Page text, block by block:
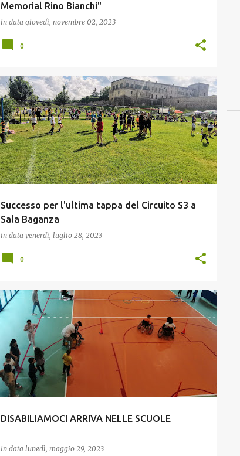
Memorial Rino Bianchi"
in data giovedì, novembre 02, 2023
0
Successo per l'ultima tappa del Circuito S3 a
Sala Baganza
in data venerdì, luglio 28, 2023
GIOVANI
0
DISABILIAMOCI ARRIVA NELLE SCUOLE
in data lunedì, maggio 29, 2023
GIOVANI INCLUSIONE